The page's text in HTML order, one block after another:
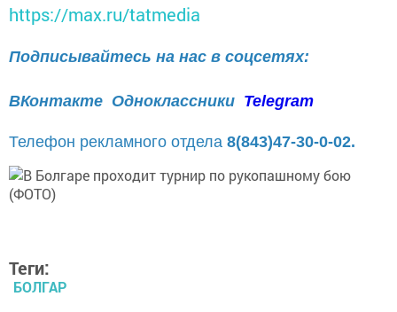
https://max.ru/tatmedia
Подписывайтесь на нас в соцсетях:
ВКонтакте Одноклассники Telegram
Телефон рекламного отдела 8(843)47-30-0-02.
Теги:
БОЛГАР